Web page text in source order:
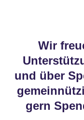
Wir
und über
gern